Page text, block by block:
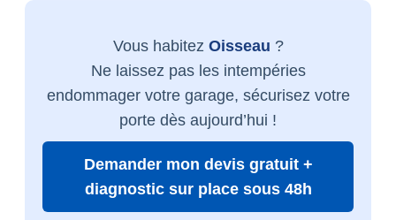
Vous habitez Oisseau ?
Ne laissez pas les intempéries
endommager votre garage, sécurisez votre
porte dès aujourd’hui !
Demander mon devis gratuit +
diagnostic sur place sous 48h